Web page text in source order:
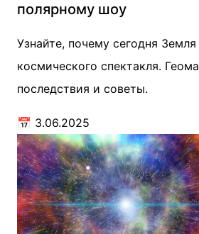
полярному шоу
Узнайте, почему сегодня
космического спектакля.
последствия и советы.
📅 3.06.2025